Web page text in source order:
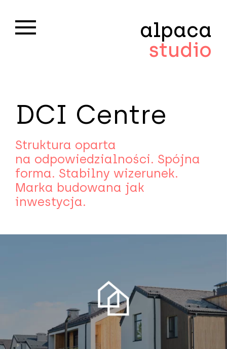
alpaca
studio
DCI Centre
Struktura oparta
na odpowiedzialności. Spójna
forma. Stabilny wizerunek.
Marka budowana jak
inwestycja.